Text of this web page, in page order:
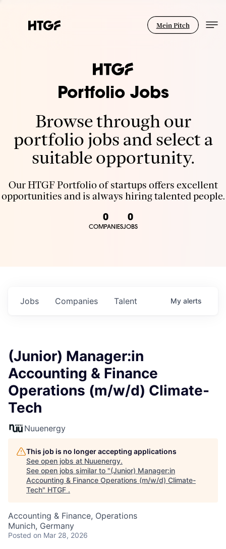
Mein Pitch
Portfolio Jobs
Browse through our
portfolio jobs and select a
suitable opportunity.
Our HTGF Portfolio of startups offers excellent
opportunities and is always hiring talented people.
0
COMPANIES
0
JOBS
Jobs Companies Talent My alerts
(Junior) Manager:in
Accounting & Finance
Operations (m/w/d) Climate-
Tech
Nuuenergy
This job is no longer accepting applications
See open jobs at Nuuenergy.
See open jobs similar to "(Junior) Manager:in
Accounting & Finance Operations (m/w/d) Climate-
Tech" HTGF .
Accounting & Finance, Operations
Munich, Germany
Posted on Mar 28, 2026